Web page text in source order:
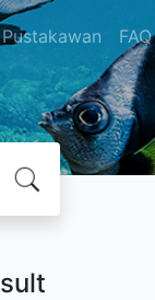
Pustakawan FAQ